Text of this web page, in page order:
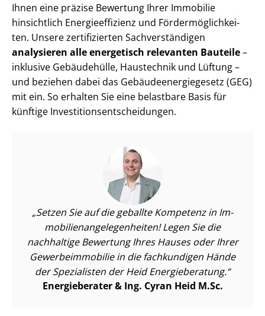
Ihnen eine präzise Bewertung Ihrer Immobilie
hinsichtlich En­er­gie­ef­fi­zi­enz und För­der­mög­lich­kei­
ten. Unsere zertifizierten Sach­ver­stän­di­gen
analysieren alle energetisch relevanten Bauteile–
inklusive Gebäudehülle, Haustechnik und Lüftung –
und beziehen dabei das Ge­bäu­de­en­er­gie­ge­setz (GEG)
mit ein. So erhalten Sie eine belastbare Basis für
künftige In­ves­ti­ti­ons­ent­schei­dun­gen.
Setzen Sie auf die geballte Kompetenz in Im­
mo­bi­li­en­an­ge­le­gen­hei­ten! Legen Sie die
nachhaltige Bewertung Ihres Hauses oder Ihrer
Ge­wer­be­im­mo­bi­lie in die fachkundigen Hände
der Spezialisten der Heid Energieberatung.
Energieberater & Ing. Cyran Heid M.Sc.